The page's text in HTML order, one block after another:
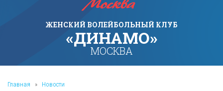
ЖЕНСКИЙ ВОЛЕЙБОЛЬНЫЙ КЛУБ
«ДИНАМО»
МОСКВА
Главная » Новости